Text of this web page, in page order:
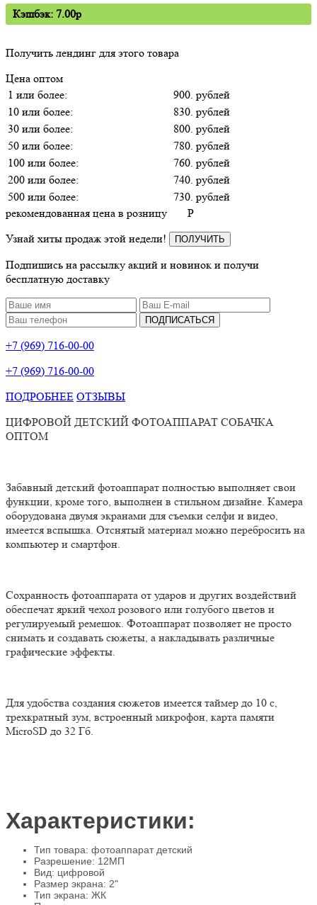
Кэшбэк: 7.00p
Получить лендинг для этого товара
Цена оптом
1 или более:
900. рублей
10 или более:
830. рублей
30 или более:
800. рублей
50 или более:
780. рублей
100 или более:
760. рублей
200 или более:
740. рублей
500 или более:
730. рублей
рекомендованная цена в розницу
P
Узнай хиты продаж этой недели!
ПОЛУЧИТЬ
Подпишись на рассылку акций и новинок и получи
бесплатную доставку
ПОДПИСАТЬСЯ
+7 (969) 716-00-00
+7 (969) 716-00-00
ПОДРОБНЕЕ ОТЗЫВЫ
ЦИФРОВОЙ ДЕТСКИЙ ФОТОАППАРАТ СОБАЧКА
ОПТОМ
Забавный детский фотоаппарат полностью выполняет свои
функции, кроме того, выполнен в стильном дизайне. Камера
оборудована двумя экранами для съемки селфи и видео,
имеется вспышка. Отснятый материал можно перебросить на
компьютер и смартфон.
Сохранность фотоаппарата от ударов и других воздействий
обеспечат яркий чехол розового или голубого цветов и
регулируемый ремешок. Фотоаппарат позволяет не просто
снимать и создавать сюжеты, а накладывать различные
графические эффекты.
Для удобства создания сюжетов имеется таймер до 10 с,
трехкратный зум, встроенный микрофон, карта памяти
MicroSD до 32 Гб.
Характеристики:
Тип товара: фотоаппарат детский
Разрешение: 12МП
Вид: цифровой
Размер экрана: 2"
Тип экрана: ЖК